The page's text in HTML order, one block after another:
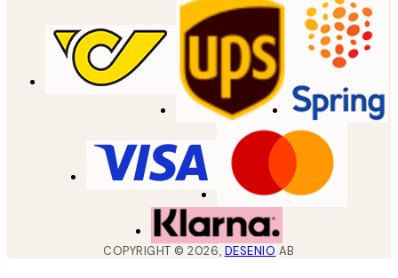
COPYRIGHT ©2026, DESENIO AB